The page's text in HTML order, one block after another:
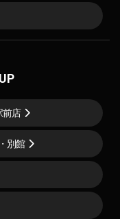
前店
別館